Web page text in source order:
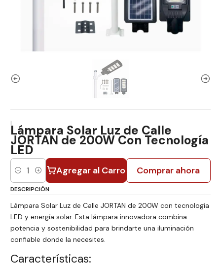
|Lámpara Solar Luz de Calle
JORTAN de 200W Con Tecnología
LED
Cantidad Agregar al Carro Comprar ahora
DESCRIPCIÓN
Lámpara Solar Luz de Calle JORTAN de 200W con tecnología
LED y energía solar. Esta lámpara innovadora combina
potencia y sostenibilidad para brindarte una iluminación
confiable donde la necesites.
Características: